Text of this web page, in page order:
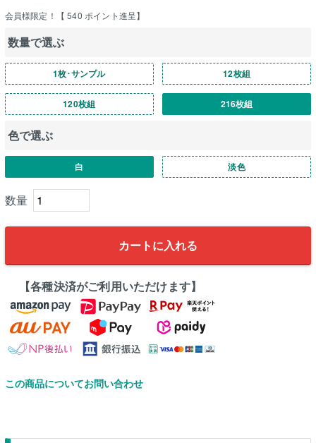
会員様限定！【 540 ポイント進呈】
数量で選ぶ
1枚･サンプル 12枚組
120枚組 216枚組
色で選ぶ
白 淡色
カートに入れる
【各種決済がご利用いただけます】
この商品についてお問い合わせ